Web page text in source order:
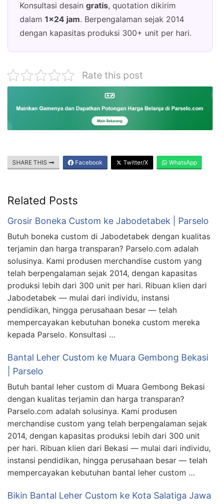
Konsultasi desain gratis, quotation dikirim
dalam 1×24 jam. Berpengalaman sejak 2014
dengan kapasitas produksi 300+ unit per hari.
Rate this post
SHARE THIS Facebook Twitter/X WhatsApp
Related Posts
Grosir Boneka Custom ke Jabodetabek | Parselo
Butuh boneka custom di Jabodetabek dengan kualitas
terjamin dan harga transparan? Parselo.com adalah
solusinya. Kami produsen merchandise custom yang
telah berpengalaman sejak 2014, dengan kapasitas
produksi lebih dari 300 unit per hari. Ribuan klien dari
Jabodetabek — mulai dari individu, instansi
pendidikan, hingga perusahaan besar — telah
mempercayakan kebutuhan boneka custom mereka
kepada Parselo. Konsultasi …
Bantal Leher Custom ke Muara Gembong Bekasi
| Parselo
Butuh bantal leher custom di Muara Gembong Bekasi
dengan kualitas terjamin dan harga transparan?
Parselo.com adalah solusinya. Kami produsen
merchandise custom yang telah berpengalaman sejak
2014, dengan kapasitas produksi lebih dari 300 unit
per hari. Ribuan klien dari Bekasi — mulai dari individu,
instansi pendidikan, hingga perusahaan besar — telah
mempercayakan kebutuhan bantal leher custom …
Bikin Bantal Leher Custom ke Kota Salatiga Jawa